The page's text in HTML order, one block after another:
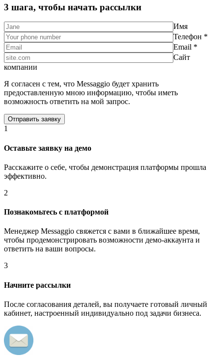
3 шага, чтобы начать рассылки
Имя
Телефон *
Email *
Сайт
компании
Я согласен с тем, что Messaggio будет хранить
предоставленную мною информацию, чтобы иметь
возможность ответить на мой запрос.
1
Оставьте заявку на демо
Расскажите о себе, чтобы демонстрация платформы прошла
эффективно.
2
Познакомьтесь с платформой
Менеджер Messaggio свяжется с вами в ближайшее время,
чтобы продемонстрировать возможности демо-аккаунта и
ответить на ваши вопросы.
3
Начните рассылки
После согласования деталей, вы получаете готовый личный
кабинет, настроенный индивидуально под задачи бизнеса.